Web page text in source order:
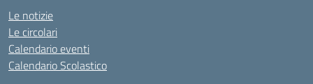
Le notizie
Le circolari
Calendario eventi
Calendario Scolastico